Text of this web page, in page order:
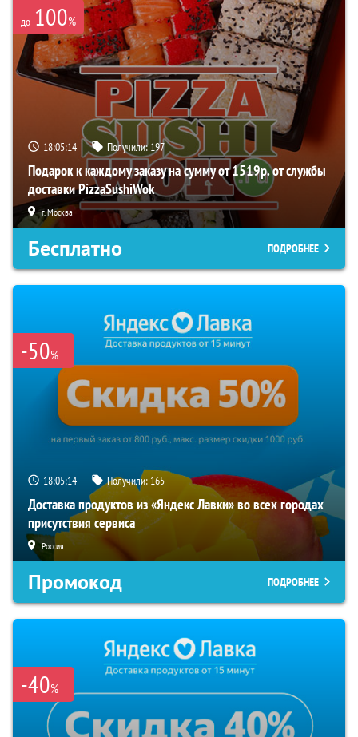
до 100%
18:05:13 Получили:197
Подарок к каждому заказу на сумму от 1519р. от службы
доставки PizzaSushiWok
г. Москва
Бесплатно ПОДРОБНЕЕ
-50%
18:05:13 Получили: 165
Доставка продуктов из «Яндекс Лавки» во всех городах
присутствия сервиса
Россия
Промокод ПОДРОБНЕЕ
-40%